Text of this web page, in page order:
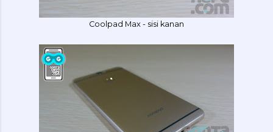
Coolpad Max - sisi kanan